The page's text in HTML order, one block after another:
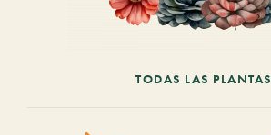
TODAS LAS PLANTAS